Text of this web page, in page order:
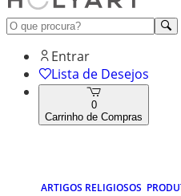
Entrar
Lista de Desejos
0
Carrinho de Compras
ARTIGOS RELIGIOSOS